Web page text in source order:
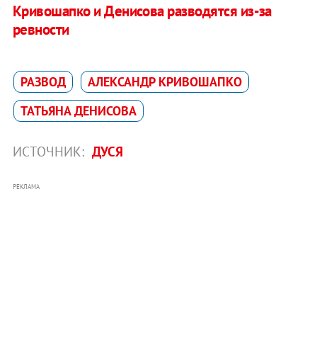
Кривошапко и Денисова разводятся из-за
ревности
РАЗВОД
АЛЕКСАНДР КРИВОШАПКО
ТАТЬЯНА ДЕНИСОВА
ИСТОЧНИК: ДУСЯ
РЕКЛАМА